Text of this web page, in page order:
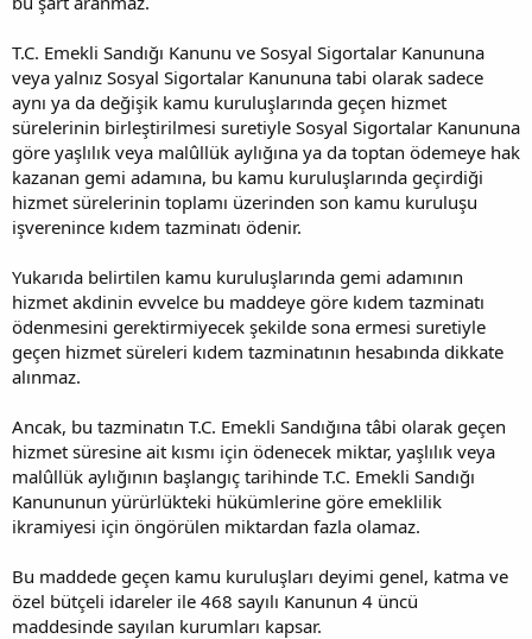
T.C. Emekli Sandığı Kanunu ve Sosyal Sigortalar Kanununa
veya yalnız Sosyal Sigortalar Kanununa tabi olarak sadece
aynı ya da değişik kamu kuruluşlarında geçen hizmet
sürelerinin birleştirilmesi suretiyle Sosyal Sigortalar Kanununa
göre yaşlılık veya malûllük aylığına ya da toptan ödemeye hak
kazanan gemi adamına, bu kamu kuruluşlarında geçirdiği
hizmet sürelerinin toplamı üzerinden son kamu kuruluşu
işverenince kıdem tazminatı ödenir.
Yukarıda belirtilen kamu kuruluşlarında gemi adamının
hizmet akdinin evvelce bu maddeye göre kıdem tazminatı
ödenmesini gerektirmiyecek şekilde sona ermesi suretiyle
geçen hizmet süreleri kıdem tazminatının hesabında dikkate
alınmaz.
Ancak, bu tazminatın T.C. Emekli Sandığına tâbi olarak geçen
hizmet süresine ait kısmı için ödenecek miktar, yaşlılık veya
malûllük aylığının başlangıç tarihinde T.C. Emekli Sandığı
Kanununun yürürlükteki hükümlerine göre emeklilik
ikramiyesi için öngörülen miktardan fazla olamaz.
Bu maddede geçen kamu kuruluşları deyimi genel, katma ve
özel bütçeli idareler ile 468 sayılı Kanunun 4 üncü
maddesinde sayılan kurumları kapsar.